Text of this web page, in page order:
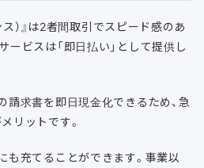
）』は2者間取引でスピード感のあ
ービスは「即日払い」として提供し
請求書を即日現金化できるため、急
リットです。
も充てることができます。事業以